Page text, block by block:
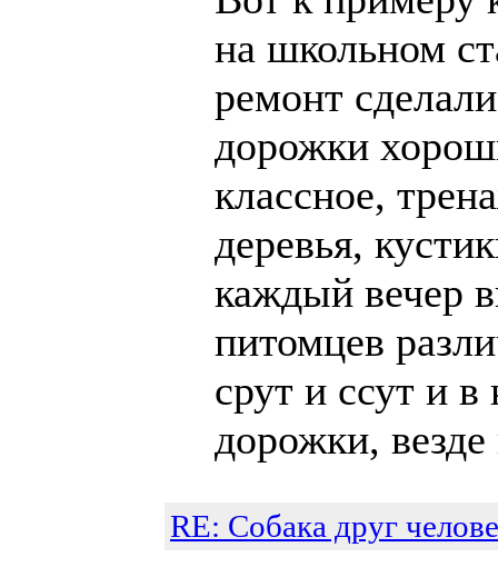
на школьном
ремонт
дорожки
классное,
деревья,
каждый вечер
питомцев
срут и ссут и
дорожки,
RE: Собака друг